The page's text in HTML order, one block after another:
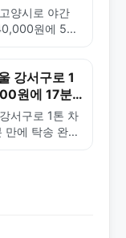
양시로 야간
원에 59
강서구로 1
원에 17분
서구로 1톤 차
에 탁송 완료